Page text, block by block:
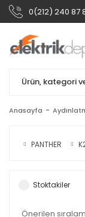
0(212) 240 87
Anasayfa
PANTHER
Stoktakiler